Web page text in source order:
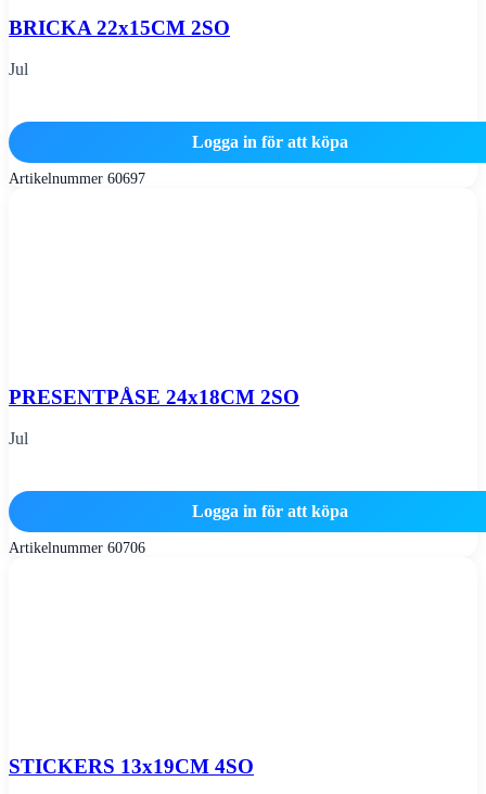
BRICKA 22x15CM 2SO
Jul
Logga in för att köpa
Artikelnummer 60697
PRESENTPÅSE 24x18CM 2SO
Jul
Logga in för att köpa
Artikelnummer 60706
STICKERS 13x19CM 4SO